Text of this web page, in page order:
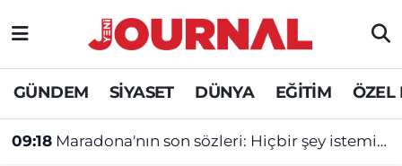
GÜNDEM SİYASET DÜNYA EĞİTİM ÖZEL
09:18 Maradona'nın son sözleri: Hiçbir şey istemiyorum, hepsi bu!
GÜNDEM
SİYASET
Nöbetçi Eczaneler
Hava Durumu